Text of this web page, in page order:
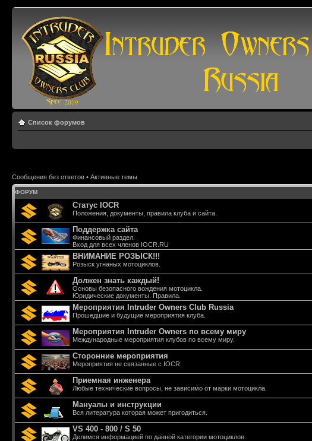
Список форумов
Сообщения без ответов • Активные темы
ФОРУМ
Статус IOCR
Положения, документы, правила клуба и сайта.
Поддержка сайта
Финансовый раздел.
Вход для всех членов IOCR.RU
ВНИМАНИЕ РОЗЫСК!!!
Розыск угнаных мотоциклов.
Должен знать каждый!
Основы безопасного вождения мотоцикла.
Юридические документы. Правила.
Мероприятия Intruder Owners Club Russia
Прошедшие и будущие мероприятия клуба.
Мероприятия Intruder Owners по всему миру
Международные мероприятия клубов по всему миру.
Сторонние мероприятия
Мероприятия не связанные с IOCR.
Приемная инженера
Любые технические вопросы, не зависимо от марки мотоцикла.
Мануалы и инструкции
Вся литература которая может пригодиться.
VS 400 - 800 / S 50
Делимся информацией по данной категории мотоциклов.